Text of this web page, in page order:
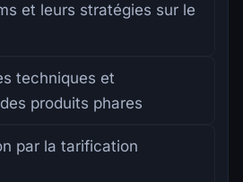
et leurs stratégies sur le
techniques et
produits phares
par la tarification